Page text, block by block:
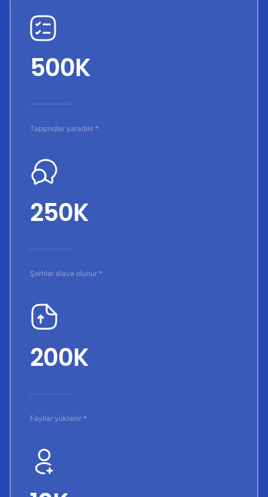
500K
Tapşırıqlar yaradılır *
250K
Şərhlər əlavə olunur *
200K
Fayllar yüklənir *